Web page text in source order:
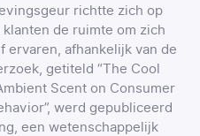
richtte zich op
de ruimte om zich
ervaren, afhankelijk van de
getiteld “The Cool
Scent on Consumer
werd gepubliceerd
een wetenschappelijk